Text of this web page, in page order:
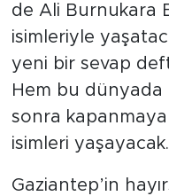
de Ali Burnukara
isimleriyle
yeni bir sevap
Hem bu dünyada
sonra
isimleri
Gaziantep’in